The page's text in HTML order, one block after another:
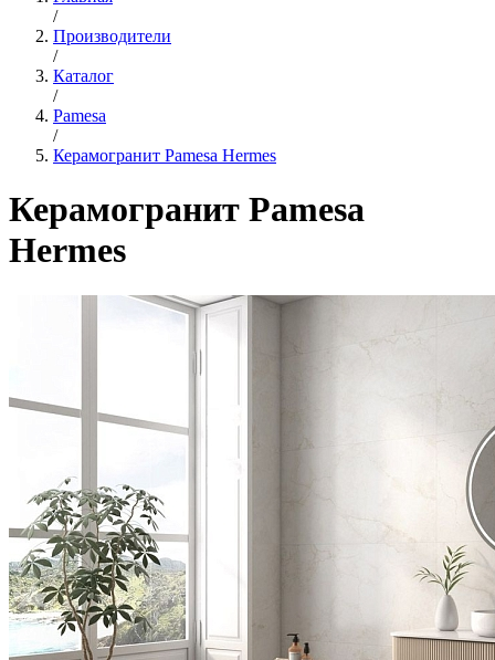
/
Производители
/
Каталог
/
Pamesa
/
Керамогранит Pamesa Hermes
Керамогранит Pamesa
Hermes